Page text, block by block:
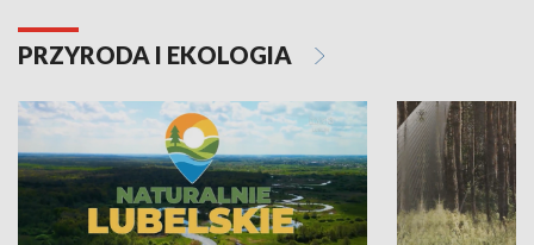
PRZYRODA I EKOLOGIA